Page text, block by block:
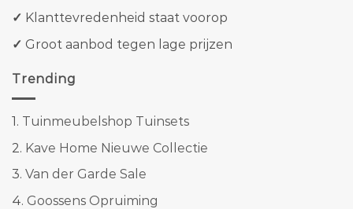
✓ Klanttevredenheid staat voorop
✓ Groot aanbod tegen lage prijzen
Trending
1. Tuinmeubelshop Tuinsets
2. Kave Home Nieuwe Collectie
3. Van der Garde Sale
4. Goossens Opruiming